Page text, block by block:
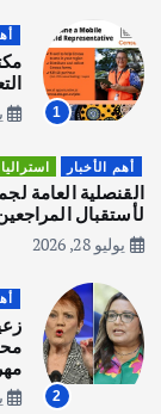
1
أهم الأخبار استراليا
القنصلية العامة
لأستقبال
يوليو 28, 2026
2